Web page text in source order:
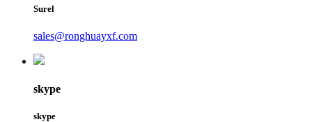
Surel
sales@ronghuayxf.com
skype
skype